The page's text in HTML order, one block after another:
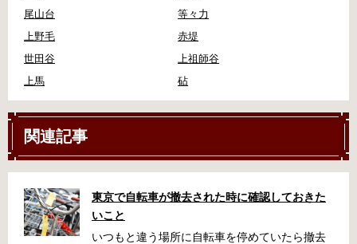
尾山台
等々力
上野毛
赤堤
世田谷
上祖師谷
上馬
砧
関連記事
東京で自転車が撤去された時に確認しておきた
いこと
いつもと違う場所に自転車を停めていたら撤去